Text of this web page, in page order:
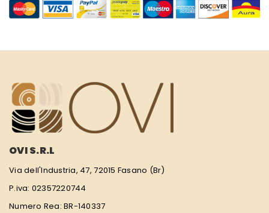
OVI S.R.L
Via dell'Industria, 47, 72015 Fasano (Br)
P.iva: 02357220744
Numero Rea: BR-140337